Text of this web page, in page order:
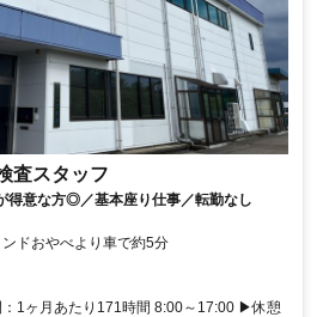
査スタッフ
得意な方◎／基本座り仕事／転勤なし
ドおやべより車で約5分
1ヶ月あたり171時間 8:00～17:00 ▶休憩